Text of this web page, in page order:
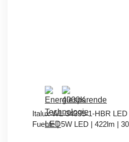
Italux WL-34395-1-HBR
Fuente | 5W LED | 422lm |